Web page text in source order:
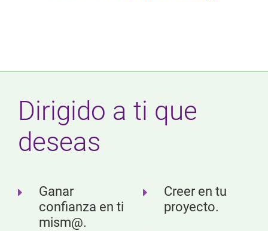
Dirigido a ti que
deseas
Ganar
confianza en ti
mism@.
Creer en tu
proyecto.